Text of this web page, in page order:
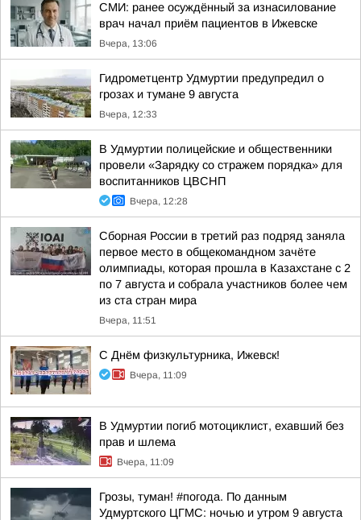
СМИ: ранее осуждённый за изнасилование
врач начал приём пациентов в Ижевске
Вчера, 13:06
Гидрометцентр Удмуртии предупредил о
грозах и тумане 9 августа
Вчера, 12:33
В Удмуртии полицейские и общественники
провели «Зарядку со стражем порядка» для
воспитанников ЦВСНП
Вчера, 12:28
Сборная России в третий раз подряд заняла
первое место в общекомандном зачёте
олимпиады, которая прошла в Казахстане с 2
по 7 августа и собрала участников более чем
из ста стран мира
Вчера, 11:51
С Днём физкультурника, Ижевск!
Вчера, 11:09
В Удмуртии погиб мотоциклист, ехавший без
прав и шлема
Вчера, 11:09
Грозы, туман! #погода. По данным
Удмуртского ЦГМС: ночью и утром 9 августа